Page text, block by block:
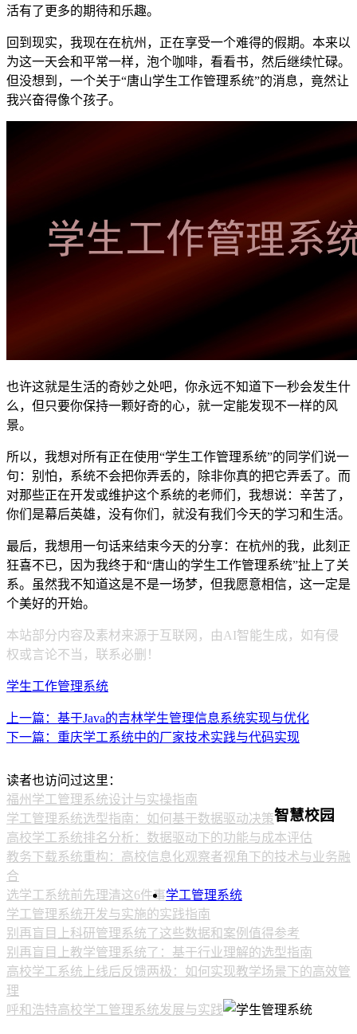
活有了更多的期待和乐趣。
回到现实，我现在在杭州，正在享受一个难得的假期。本来以
为这一天会和平常一样，泡个咖啡，看看书，然后继续忙碌。
但没想到，一个关于“唐山学生工作管理系统”的消息，竟然让
我兴奋得像个孩子。
也许这就是生活的奇妙之处吧，你永远不知道下一秒会发生什
么，但只要你保持一颗好奇的心，就一定能发现不一样的风
景。
所以，我想对所有正在使用“学生工作管理系统”的同学们说一
句：别怕，系统不会把你弄丢的，除非你真的把它弄丢了。而
对那些正在开发或维护这个系统的老师们，我想说：辛苦了，
你们是幕后英雄，没有你们，就没有我们今天的学习和生活。
最后，我想用一句话来结束今天的分享：在杭州的我，此刻正
狂喜不已，因为我终于和“唐山的学生工作管理系统”扯上了关
系。虽然我不知道这是不是一场梦，但我愿意相信，这一定是
个美好的开始。
本站部分内容及素材来源于互联网，由AI智能生成，如有侵
权或言论不当，联系必删！
学生工作管理系统
上一篇：基于Java的吉林学生管理信息系统实现与优化
下一篇：重庆学工系统中的厂家技术实践与代码实现
读者也访问过这里：
福州学工管理系统设计与实操指南
学工管理系统选型指南：如何基于数据驱动决策
高校学工系统排名分析：数据驱动下的功能与成本评估
教务下载系统重构：高校信息化观察者视角下的技术与业务融
合
选学工系统前先理清这6件事
学工管理系统开发与实施的实践指南
别再盲目上科研管理系统了这些数据和案例值得参考
别再盲目上教学管理系统了：基于行业理解的选型指南
高校学工系统上线后反馈两极：如何实现教学场景下的高效管
理
呼和浩特高校学工管理系统发展与实践
智慧校园
学工管理系统